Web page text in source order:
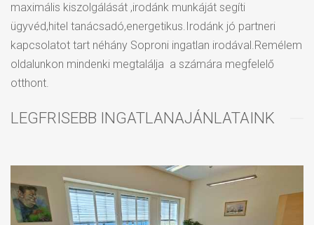
Bútorozott Konditerem
maximális kiszolgálását ,irodánk munkáját segíti
ügyvéd,hitel tanácsadó,energetikus.Irodánk jó partneri
kapcsolatot tart néhány Soproni ingatlan irodával.Remélem
oldalunkon mindenki megtalálja a számára megfelelő
otthont.
LEGFRISEBB INGATLANAJÁNLATAINK